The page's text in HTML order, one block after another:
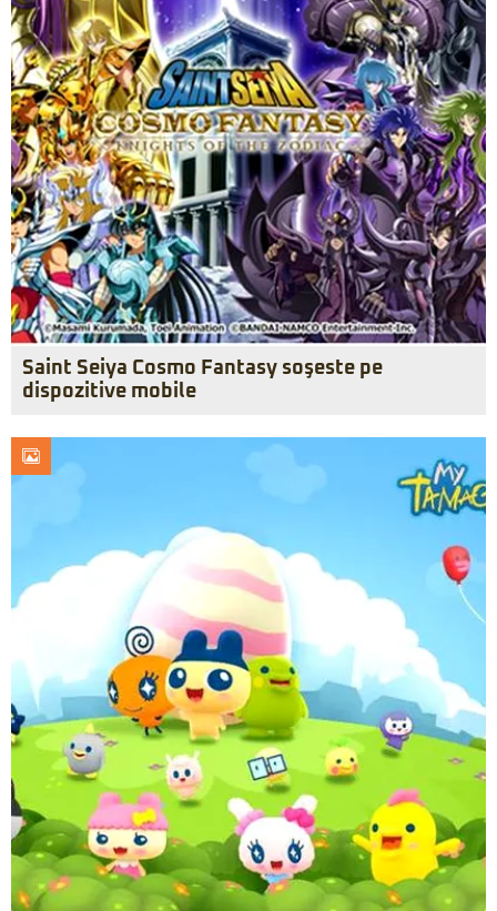
Saint Seiya Cosmo Fantasy soşeste pe
dispozitive mobile